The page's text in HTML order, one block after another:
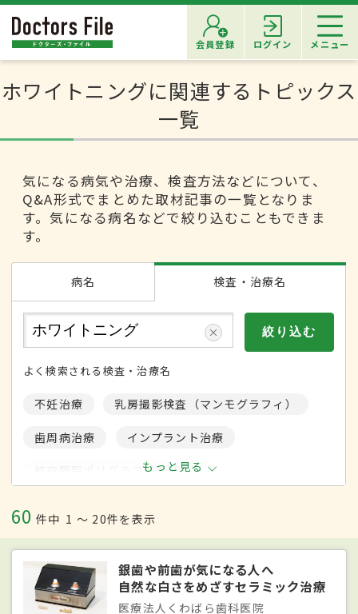
会員登録 ログイン メニュー
ホワイトニングに関連するトピックス
一覧
気になる病気や治療、検査方法などについて、
Q&A形式でまとめた取材記事の一覧となりま
す。気になる病名などで絞り込むこともできま
す。
病名 検査・治療名
よく検索される検査・治療名
不妊治療 乳房撮影検査（マンモグラフィ）
歯周病治療 インプラント治療
終夜睡眠ポリグラフ検査(PSG)
MRI検査 歯列矯正 裏側矯正
眼瞼下垂手術 緑内障検査 CPAP療法
もっと見る
60 件中 1 〜 20件を表示
銀歯や前歯が気になる人へ
自然な白さをめざすセラミック治療
医療法人くわばら歯科医院